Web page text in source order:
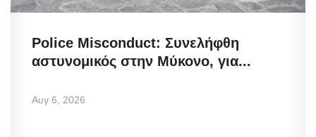
Police Misconduct: Συνελήφθη
αστυνομικός στην Μύκονο, για...
Αυγ 6, 2026